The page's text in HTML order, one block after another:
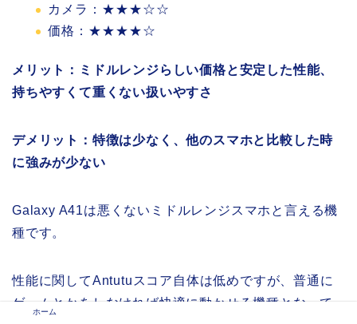
カメラ：★★★☆☆
価格：★★★★☆
メリット：ミドルレンジらしい価格と安定した性能、
持ちやすくて重くない扱いやすさ
デメリット：特徴は少なく、他のスマホと比較した時
に強みが少ない
Galaxy A41は悪くないミドルレンジスマホと言える機
種です。
性能に関してAntutuスコア自体は低めですが、普通に
ゲームとかをしなければ快適に動かせる機種となって
ホーム